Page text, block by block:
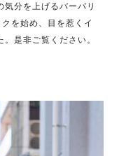
分を上げるバーバリ
を始め、目を惹くイ
是非ご覧ください。